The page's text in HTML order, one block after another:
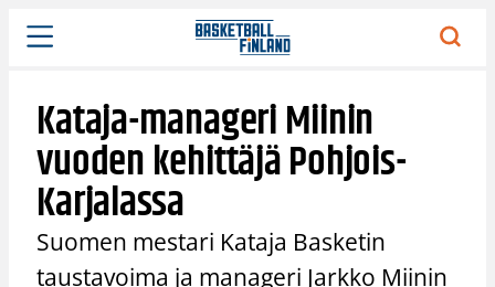
Siirry
sisältöön
Kataja-manageri Miinin
vuoden kehittäjä Pohjois-
Karjalassa
Suomen mestari Kataja Basketin
taustavoima ja manageri Jarkko Miinin